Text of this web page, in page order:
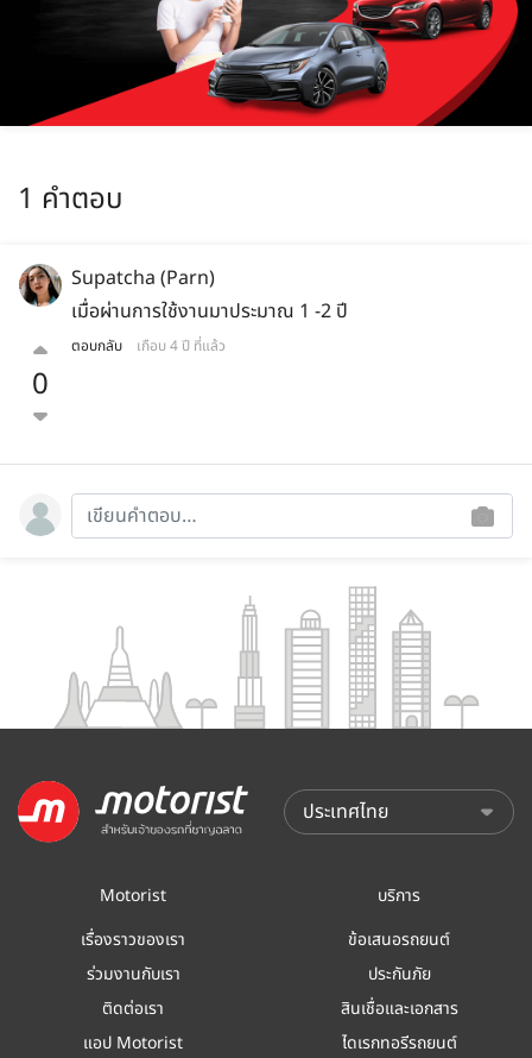
1 คำตอบ
0
Supatcha (Parn)
เมื่อผ่านการใช้งานมาประมาณ 1 -2 ปี
ตอบกลับ เกือบ 4 ปี ที่แล้ว
Motorist
เรื่องราวของเรา
ร่วมงานกับเรา
ติดต่อเรา
แอป Motorist
บริการ
ข้อเสนอรถยนต์
ประกันภัย
สินเชื่อและเอกสาร
ไดเรกทอรีรถยนต์